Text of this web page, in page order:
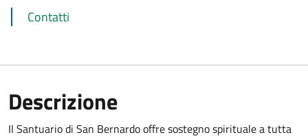
Contatti
Descrizione
Il Santuario di San Bernardo offre sostegno spirituale a tutta